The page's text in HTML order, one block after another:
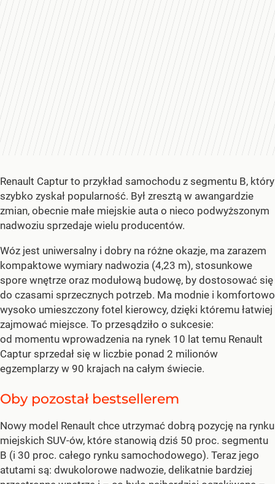
Renault Captur to przykład samochodu z segmentu B, który
szybko zyskał popularność. Był zresztą w awangardzie
zmian, obecnie małe miejskie auta o nieco podwyższonym
nadwoziu sprzedaje wielu producentów.
Wóz jest uniwersalny i dobry na różne okazje, ma zarazem
kompaktowe wymiary nadwozia (4,23 m), stosunkowe
spore wnętrze oraz modułową budowę, by dostosować się
do czasami sprzecznych potrzeb. Ma modnie i komfortowo
wysoko umieszczony fotel kierowcy, dzięki któremu łatwiej
zajmować miejsce. To przesądziło o sukcesie:
od momentu wprowadzenia na rynek 10 lat temu Renault
Captur sprzedał się w liczbie ponad 2 milionów
egzemplarzy w 90 krajach na całym świecie.
Oby pozostał bestsellerem
Nowy model Renault chce utrzymać dobrą pozycję na rynku
miejskich SUV-ów, które stanowią dziś 50 proc. segmentu
B (i 30 proc. całego rynku samochodowego). Teraz jego
atutami są: dwukolorowe nadwozie, delikatnie bardziej